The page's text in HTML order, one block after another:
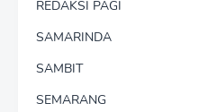
REDAKSI PAGI
SAMARINDA
SAMBIT
SEMARANG